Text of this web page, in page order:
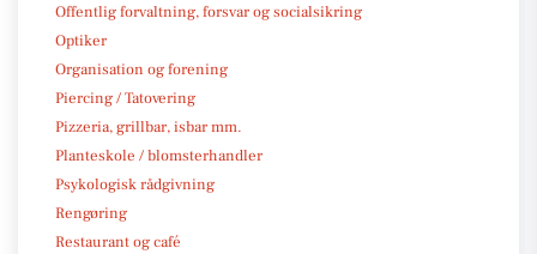
Offentlig forvaltning, forsvar og socialsikring
Optiker
Organisation og forening
Piercing / Tatovering
Pizzeria, grillbar, isbar mm.
Planteskole / blomsterhandler
Psykologisk rådgivning
Rengøring
Restaurant og café